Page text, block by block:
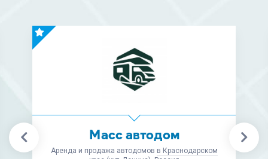
Масс автодом
Аренда и продажа автодомов в Краснодарском